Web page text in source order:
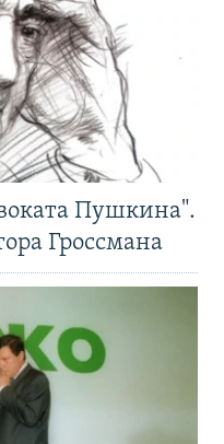
Пушкина".
Гроссмана